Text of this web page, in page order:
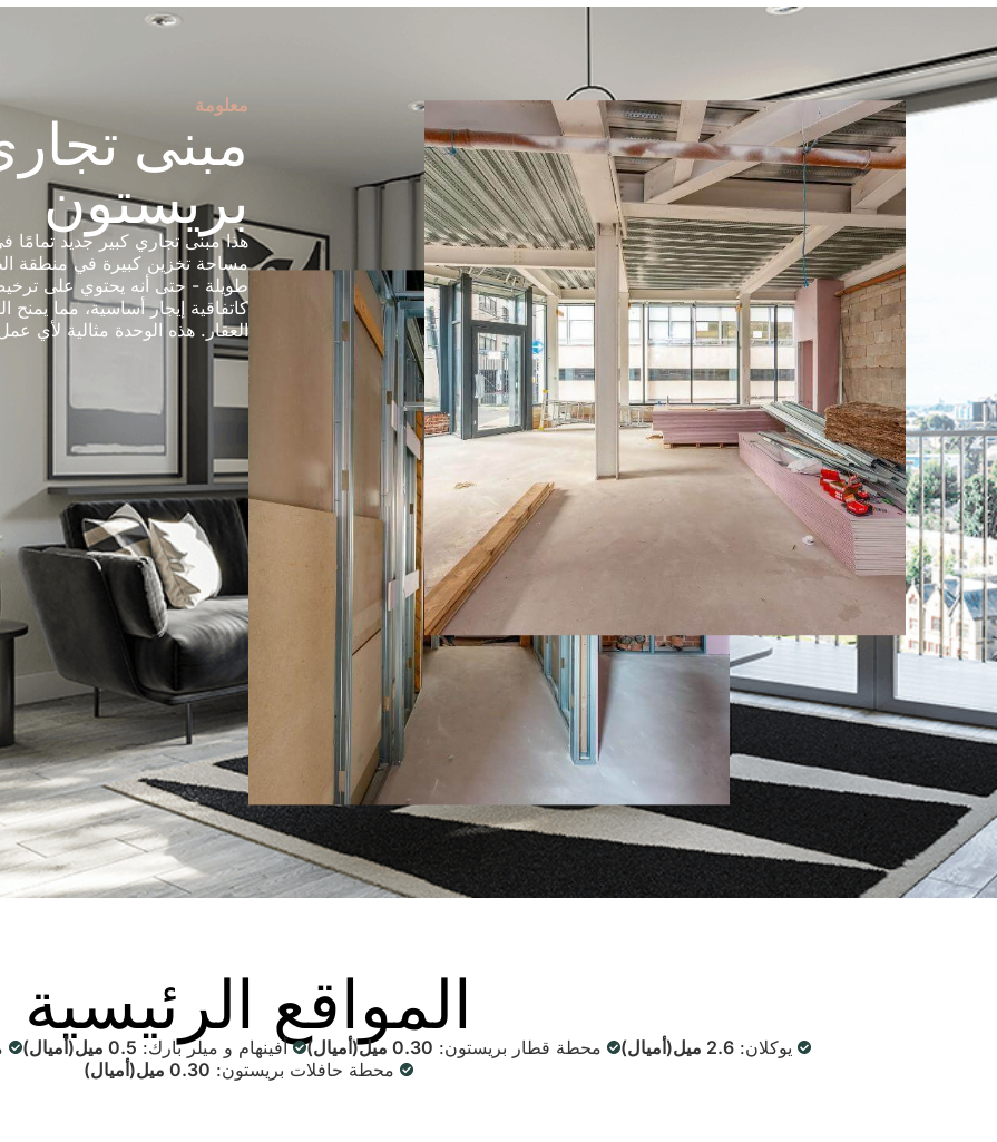
معلومة
مبنى
بريستون
هذا مبنى تجاري كبير جديد
مساحة تخزين كبيرة في منطقة
طويلة - حتى أنه يحتوي على
كاتفاقية إيجار أساسية، مما
العقار. هذه الوحدة مثالية لأي
المواقع الرئيسية يوكلان: 2.6 ميل(أميال) محطة قطار بريستون: 0.30 ميل(أميال) أفينهام و ميلر بارك: 0.5 ميل(أميال)
محطة حافلات بريستون: 0.30 ميل(أميال)